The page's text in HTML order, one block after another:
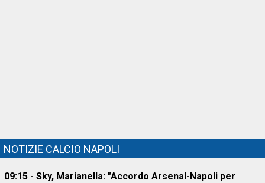
NOTIZIE CALCIO NAPOLI
09:15 - Sky, Marianella: "Accordo Arsenal-Napoli per